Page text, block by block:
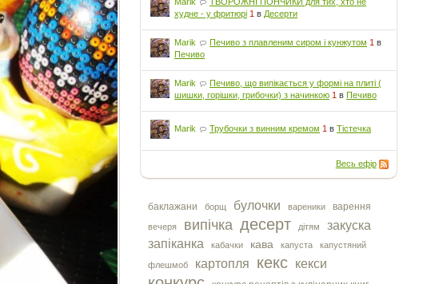
худне - у фритюрі 1 в Десерти
Marik Печиво з плавленим сиром і кунжутом 1 в
Печиво
Marik
Печиво, що випікається у формі на плиті (
шишки, горішки, грибочки) з начинкою 1 вПечиво
Marik Трубочки з винним кремом 1 вТістечка
Весь ефір
баклажани борщ булочки вареники варення
вечеря випічка десерт дітям
закуска
запіканка
кабачки кава капуста капустяний
флешмоб картопля кекс кекси